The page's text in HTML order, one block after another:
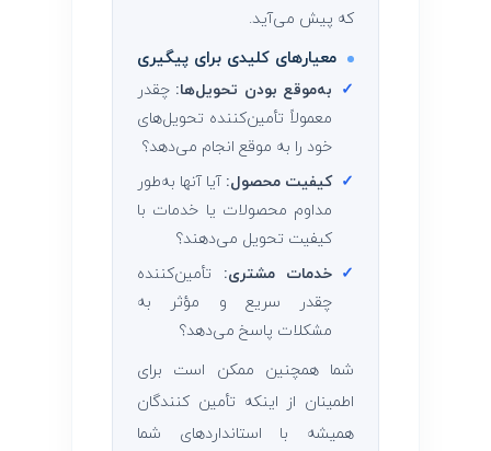
که پیش می‌آید.
معیارهای کلیدی برای پیگیری
✓ به‌موقع بودن تحویل‌ها: چقدر
معمولاً تأمین‌کننده تحویل‌های
خود را به موقع انجام می‌دهد؟
✓ کیفیت محصول: آیا آنها به‌طور
مداوم محصولات یا خدمات با
کیفیت تحویل می‌دهند؟
✓ خدمات مشتری: تأمین‌کننده
چقدر سریع و مؤثر به
مشکلات پاسخ می‌دهد؟
شما همچنین ممکن است برای
اطمینان از اینکه تأمین ‌کنندگان
همیشه با استانداردهای شما